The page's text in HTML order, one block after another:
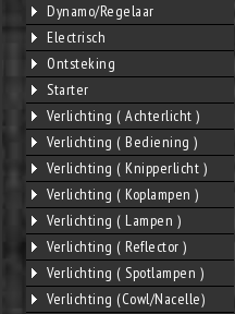
Dynamo/Regelaar
Electrisch
Ontsteking
Starter
Verlichting ( Achterlicht )
Verlichting ( Bediening )
Verlichting ( Knipperlicht )
Verlichting ( Koplampen )
Verlichting ( Lampen )
Verlichting ( Reflector )
Verlichting ( Spotlampen )
Verlichting (Cowl/Nacelle)